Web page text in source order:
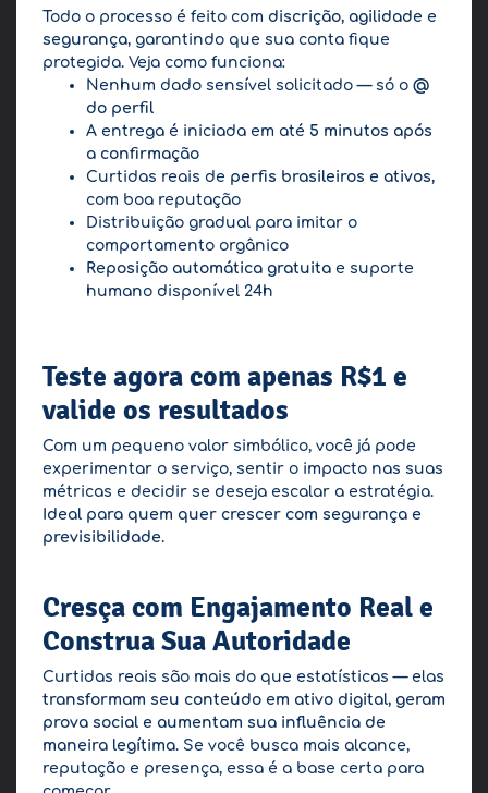
Todo o processo é feito com discrição, agilidade e
segurança, garantindo que sua conta fique
protegida. Veja como funciona:
Nenhum dado sensível solicitado — só o @
do perfil
A entrega é iniciada em até 5 minutos após
a confirmação
Curtidas reais de perfis brasileiros e ativos,
com boa reputação
Distribuição gradual para imitar o
comportamento orgânico
Reposição automática gratuita e suporte
humano disponível 24h
Teste agora com apenas R$1 e
valide os resultados
Com um pequeno valor simbólico, você já pode
experimentar o serviço, sentir o impacto nas suas
métricas e decidir se deseja escalar a estratégia.
Ideal para quem quer crescer com segurança e
previsibilidade.
Cresça com Engajamento Real e
Construa Sua Autoridade
Curtidas reais são mais do que estatísticas — elas
transformam seu conteúdo em ativo digital, geram
prova social e aumentam sua influência de
maneira legítima. Se você busca mais alcance,
reputação e presença, essa é a base certa para